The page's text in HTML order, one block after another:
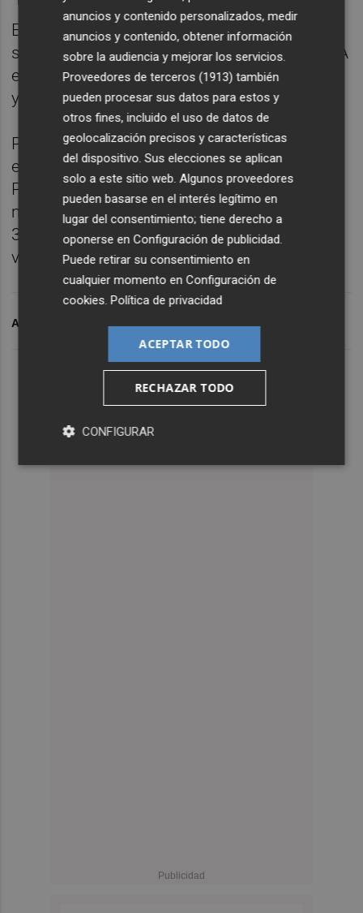
En el caso del petróleo intermedio de Texas
su precio también ha rebajado las subidas. A
esa misma hora, el barril escalaba un 4,85 %
y se negociaba en 91,6 dólares.
Por su parte, el gas natural de referencia en
el Viejo Continente, el del mercado TTF de
Países Bajos, se disparaba un 8,4 %, y el
megavatio hora se pagaba a 48,548 euros,
3,763 euros más caro que al cierre del
viernes.
ARCHIVADO EN
anuncios y contenido personalizados, medir
anuncios y contenido, obtener información
sobre la audiencia y mejorar los servicios.
Proveedores de terceros (1913) también
pueden procesar sus datos para estos y
otros fines, incluido el uso de datos de
geolocalización precisos y características
del dispositivo. Sus elecciones se aplican
solo a este sitio web. Algunos proveedores
pueden basarse en el interés legítimo en
lugar del consentimiento; tiene derecho a
oponerse enConfiguración de publicidad.
Puede retirar su consentimiento en
cualquier momento enConfiguración de
cookies.Política de privacidad
ACEPTAR TODO
RECHAZAR TODO
CONFIGURAR